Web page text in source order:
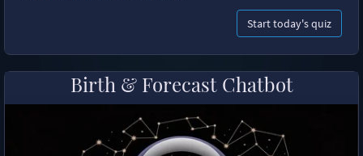
Start today's quiz
Birth & Forecast Chatbot